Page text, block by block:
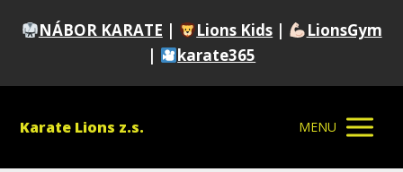
NÁBOR KARATE | Lions Kids |
LionsGym
|
karate365
Karate Lions z.s. MENU